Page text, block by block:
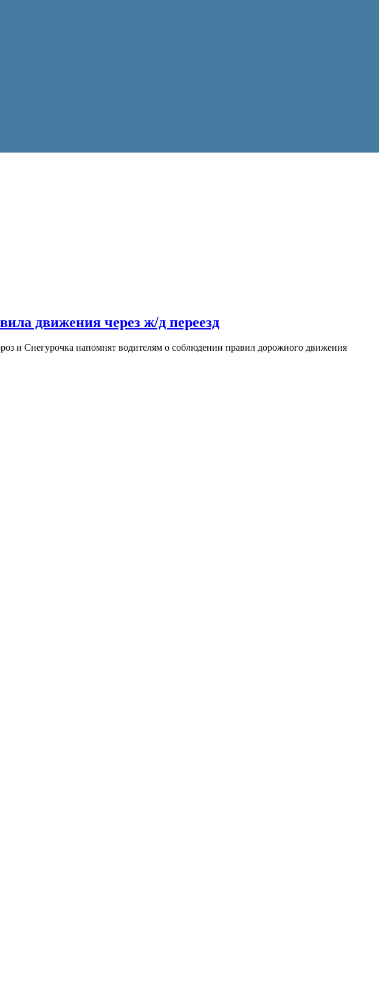
движения через ж/д переезд
и Снегурочка напомнят водителям о соблюдении правил дорожного движения